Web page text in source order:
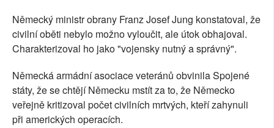
Německý ministr obrany Franz Josef Jung konstatoval, že
civilní oběti nebylo možno vyloučit, ale útok obhajoval.
Charakterizoval ho jako "vojensky nutný a správný".
Německá armádní asociace veteránů obvinila Spojené
státy, že se chtějí Německu mstít za to, že Německo
veřejně kritizoval počet civilních mrtvých, kteří zahynuli
při amerických operacích.